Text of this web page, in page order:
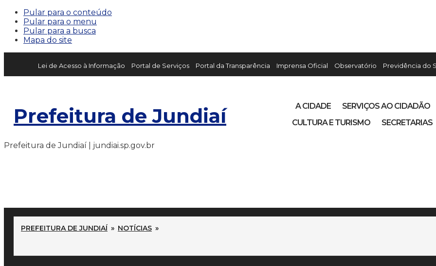
Pular para o conteúdo
Pular para o menu
Pular para a busca
Mapa do site
Lei de Acesso à Informação Portal de Serviços Portal da Transparência Imprensa Oficial Observatório Previdência do
Prefeitura de Jundiaí A CIDADE SERVIÇOS AO CIDADÃO
CULTURA E TURISMO
SECRETARIAS
Prefeitura de Jundiaí | jundiai.sp.gov.br
PREFEITURA DE JUNDIAÍ » NOTÍCIAS »